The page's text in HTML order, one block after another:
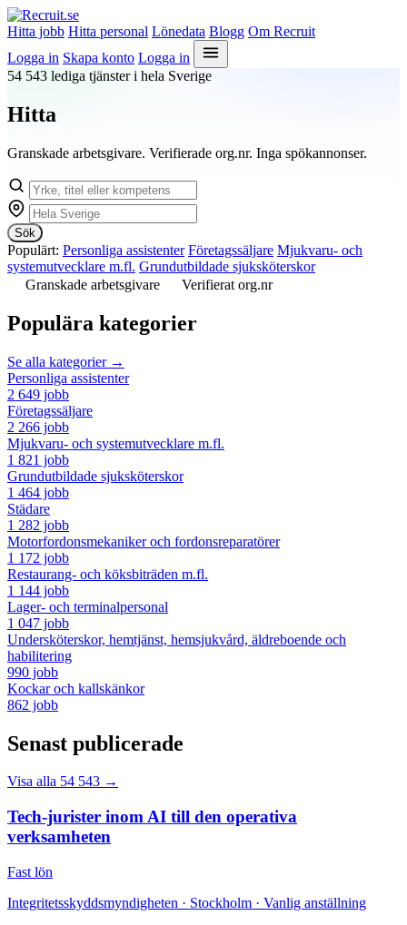
Hitta jobb Hitta personal Lönedata Blogg Om Recruit
Logga in Skapa konto Logga in
54 543 lediga tjänster i hela Sverige
Hitta
Granskade arbetsgivare. Verifierade org.nr. Inga spökannonser.
Sök
Populärt: Personliga assistenter Företagssäljare Mjukvaru- och
systemutvecklare m.fl. Grundutbildade sjuksköterskor
Granskade arbetsgivare
Verifierat org.nr
Populära kategorier
Se alla kategorier →
Personliga assistenter
2 649 jobb
Företagssäljare
2 266 jobb
Mjukvaru- och systemutvecklare m.fl.
1 821 jobb
Grundutbildade sjuksköterskor
1 464 jobb
Städare
1 282 jobb
Motorfordonsmekaniker och fordonsreparatörer
1 172 jobb
Restaurang- och köksbiträden m.fl.
1 144 jobb
Lager- och terminalpersonal
1 047 jobb
Undersköterskor, hemtjänst, hemsjukvård, äldreboende och
habilitering
990 jobb
Kockar och kallskänkor
862 jobb
Senast publicerade
Visa alla 54 543 →
Tech-jurister inom AI till den operativa
verksamheten
Fast lön
Integritetsskyddsmyndigheten · Stockholm · Vanlig anställning